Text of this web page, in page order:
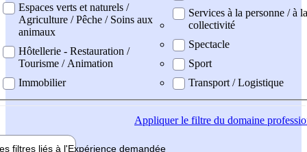
Espaces verts et naturels /
Agriculture / Pêche / Soins aux
animaux
Hôtellerie - Restauration /
Tourisme / Animation
Immobilier
Services à la personne / à la
collectivité
Spectacle
Sport
Transport / Logistique
Appliquerle filtre du domaine
filtres liés à l'Expérience demandée